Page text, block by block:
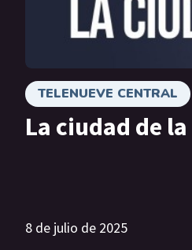
TELENUEVE CENTRAL
La ciudad de
8 de julio de 2025